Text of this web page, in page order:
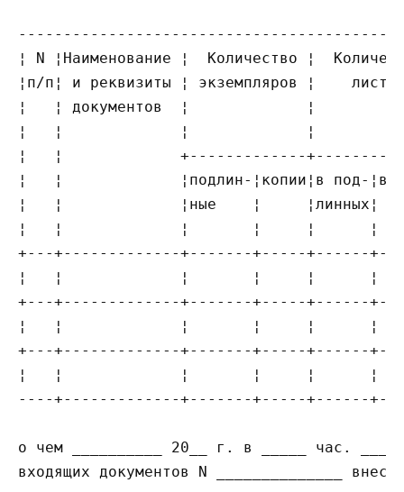
¦ N ¦Наименование ¦  Количество ¦
¦п/п¦ и реквизиты ¦ экземпляров ¦
¦   ¦ документов  ¦             ¦
¦   ¦             ¦             ¦
¦   ¦             +-------------
¦   ¦             ¦подлин-¦копии¦в под-¦в
¦   ¦             ¦ные    ¦     ¦линных¦
¦   ¦             ¦       ¦     ¦      ¦
+---+-------------+-------+-----+------
¦   ¦             ¦       ¦     ¦      ¦
+---+-------------+-------+-----+------
¦   ¦             ¦       ¦     ¦      ¦
+---+-------------+-------+-----+------
¦   ¦             ¦       ¦     ¦      ¦
----+-------------+-------+-----+------
о чем __________ 20__ г. в _____ час.
входящих документов N ______________